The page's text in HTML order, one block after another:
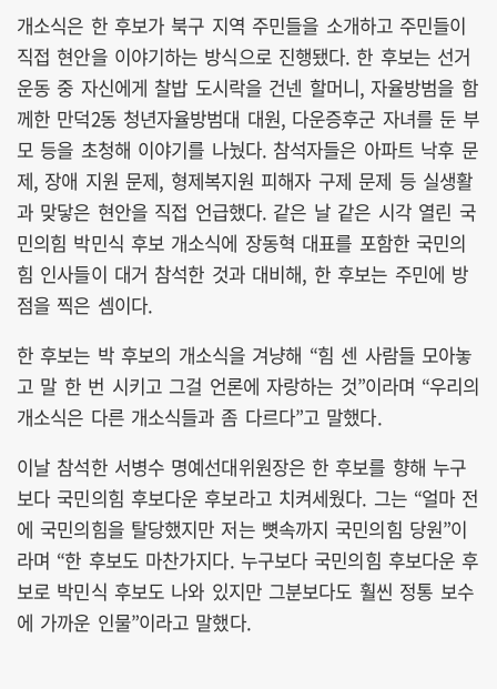
개소식은 한 후보가 북구 지역 주민들을 소개하고 주민들이
직접 현안을 이야기하는 방식으로 진행됐다. 한 후보는 선거
운동 중 자신에게 찰밥 도시락을 건넨 할머니, 자율방범을 함
께한 만덕2동 청년자율방범대 대원, 다운증후군 자녀를 둔 부
모 등을 초청해 이야기를 나눴다. 참석자들은 아파트 낙후 문
제, 장애 지원 문제, 형제복지원 피해자 구제 문제 등 실생활
과 맞닿은 현안을 직접 언급했다. 같은 날 같은 시각 열린 국
민의힘 박민식 후보 개소식에 장동혁 대표를 포함한 국민의
힘 인사들이 대거 참석한 것과 대비해, 한 후보는 주민에 방
점을 찍은 셈이다.
한 후보는 박 후보의 개소식을 겨냥해 “힘 센 사람들 모아놓
고 말 한 번 시키고 그걸 언론에 자랑하는 것”이라며 “우리의
개소식은 다른 개소식들과 좀 다르다”고 말했다.
이날 참석한 서병수 명예선대위원장은 한 후보를 향해 누구
보다 국민의힘 후보다운 후보라고 치켜세웠다. 그는 “얼마 전
에 국민의힘을 탈당했지만 저는 뼛속까지 국민의힘 당원”이
라며 “한 후보도 마찬가지다. 누구보다 국민의힘 후보다운 후
보로 박민식 후보도 나와 있지만 그분보다도 훨씬 정통 보수
에 가까운 인물”이라고 말했다.